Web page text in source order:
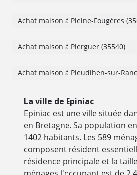
Achat maison à Pleine-Fougères
Achat maison à Plerguer (35540)
Achat maison à Pleudihen-sur-
La ville de Epiniac
Epiniac est une ville située
en Bretagne. Sa population
1402 habitants. Les 589
composent résident
résidence principale et la